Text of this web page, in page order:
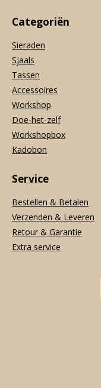
Categoriën
Sieraden
Sjaals
Tassen
Accessoires
Workshop
Doe-het-zelf
Workshopbox
Kadobon
Service
Bestellen & Betalen
Verzenden & Leveren
Retour & Garantie
Extra service